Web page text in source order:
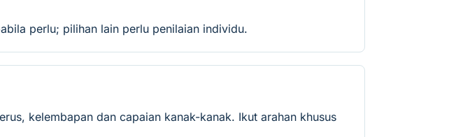
perlu; pilihan lain perlu penilaian individu.
kelembapan dan capaian kanak-kanak. Ikut arahan khusus